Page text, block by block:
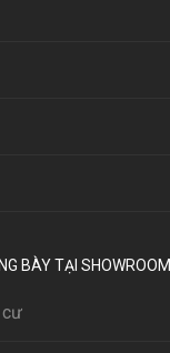
BÀY TẠI SHOWROOM
cư